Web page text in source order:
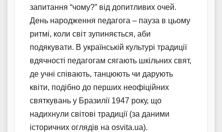
запитання “чому?” від допитливих очей.
День народження педагога – пауза в цьому
ритмі, коли світ зупиняється, аби
подякувати. В українській культурі традиції
вдячності педагогам сягають шкільних свят,
де учні співають, танцюють чи дарують
квіти, подібно до перших неофіційних
святкувань у Бразилії 1947 року, що
надихнули світові традиції (за даними
історичних оглядів на osvita.ua).